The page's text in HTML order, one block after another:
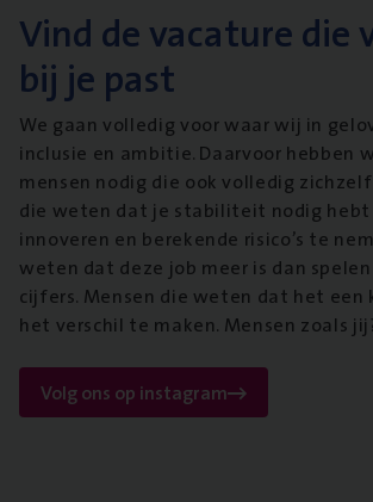
Vind de vacature die
bij je past
We gaan volledig voor waar wij in
inclusie en ambitie. Daarvoor hebben
mensen nodig die ook volledig
die weten dat je stabiliteit nodig
innoveren en berekende risico’s te
weten dat deze job meer is dan
cijfers. Mensen die weten dat het een
het verschil te maken. Mensen zoals
Volg ons op instagram